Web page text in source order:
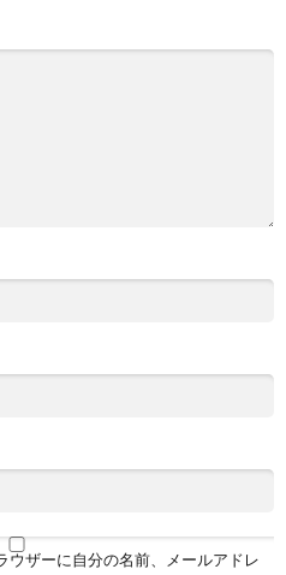
ウザーに自分の名前、メールアドレ